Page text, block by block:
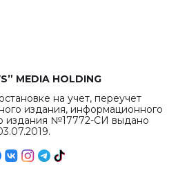
MEDIA HOLDING
на учет, переучет
издания, информационного
издания №17772-СИ выдано